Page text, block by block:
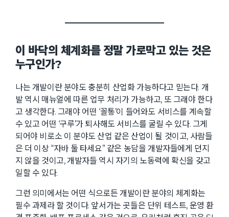
이 바닥의 체계화를 정말 가로막고 있는 것은
누구인가?
나는 개발이란 분야도 충분히 산업화 가능하다고 믿는다. 개
발 역시 매뉴얼에 따른 업무 처리가 가능하고, 또 그래야 한다
고 생각한다. 그래야 어떤 ‘꼴통’이 들어와도 서비스를 계속할
수 있고 어떤 ‘구루’가 퇴사해도 서비스를 굴릴 수 있다. 그게
되어야 비로소 이 분야도 산업 같은 산업이 될 것이고, 사람들
은 더 이상 “자바 둘 타세요” 같은 농담을 개발자들에게 던지
지 않을 것이고, 개발자들 역시 자기의 노동력에 확신을 갖고
일할 수 있다.
그런 의미에서는 어떤 식으로든 개발이란 분야의 체계화는
필수 과제라 할 것이다. 앞서가는 곳들은 단위 테스트, 운영 환